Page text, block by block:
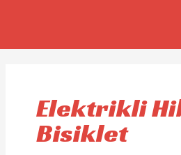
Elektrikli
Bisiklet